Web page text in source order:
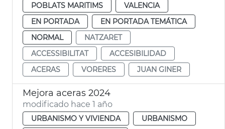
POBLATS MARITIMS
VALENCIA
EN PORTADA
EN PORTADA TEMÁTICA
NORMAL
NATZARET
ACCESSIBILITAT
ACCESIBILIDAD
ACERAS
VORERES JUAN GINER
Mejora aceras 2024
modificado hace 1 año
URBANISMO Y VIVIENDA
URBANISMO